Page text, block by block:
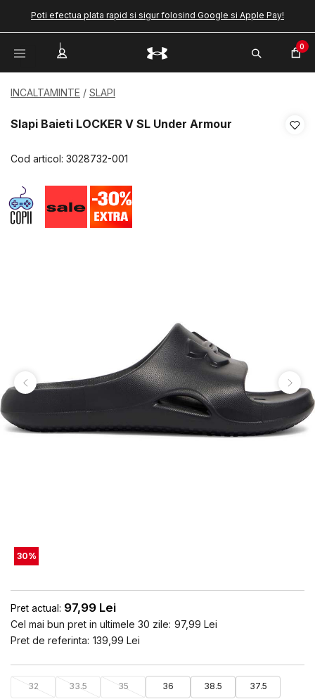
Poti efectua plata rapid si sigur folosind Google si Apple Pay!
0
INCALTAMINTE SLAPI
Slapi Baieti LOCKER V SL Under Armour
Cod articol: 3028732-001
30%
Pret actual: 97,99 Lei
Cel mai bun pret in ultimele 30 zile: 97,99 Lei
Pret de referinta: 139,99 Lei
32 33.5 35 36 38.5 37.5